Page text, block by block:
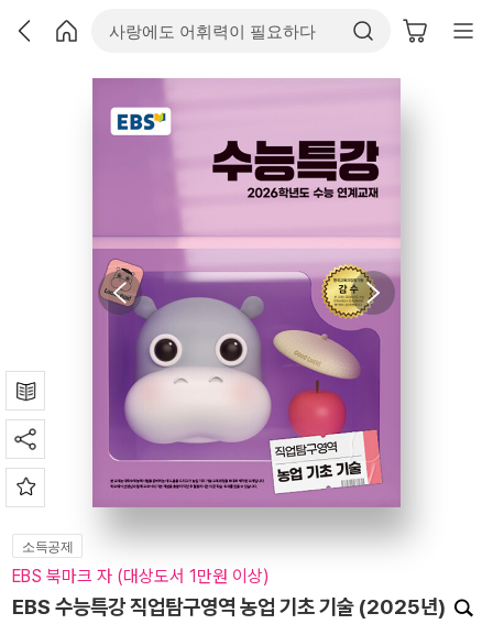
소득공제
EBS 북마크 자 (대상도서 1만원 이상)
EBS 수능특강 직업탐구영역 농업 기초 기술 (2025년)